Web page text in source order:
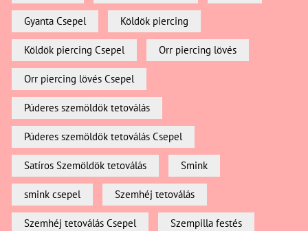
Gyanta Csepel Köldök piercing
Köldök piercing Csepel Orr piercing lövés
Orr piercing lövés Csepel
Púderes szemöldök tetoválás
Púderes szemöldök tetoválás Csepel
Satíros Szemöldök tetoválás Smink
smink csepel Szemhéj tetoválás
Szemhéj tetoválás Csepel Szempilla festés